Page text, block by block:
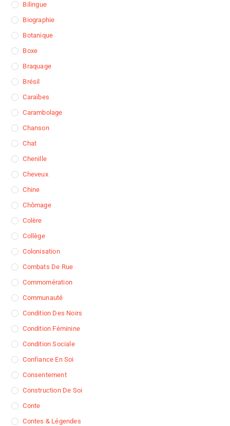
Bilingue
Biographie
Botanique
Boxe
Braquage
Brésil
Caraïbes
Carambolage
Chanson
Chat
Chenille
Cheveux
Chine
Chômage
Colère
Collège
Colonisation
Combats De Rue
Commomération
Communauté
Condition Des Noirs
Condition Féminine
Condition Sociale
Confiance En Soi
Consentement
Construction De Soi
Conte
Contes & Légendes